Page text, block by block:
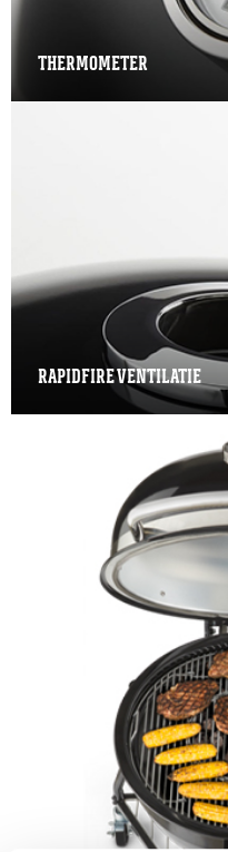
THERMOMETER
RAPIDFIRE VENTILATIE